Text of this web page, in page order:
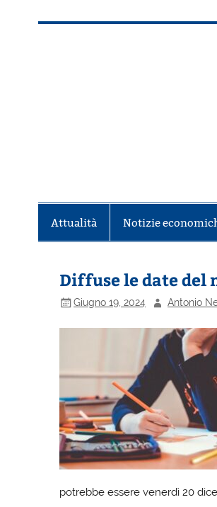
Attualità Notizie
Diffuse le date del
Giugno 19, 2024 Antonio
potrebbe essere venerdì 20